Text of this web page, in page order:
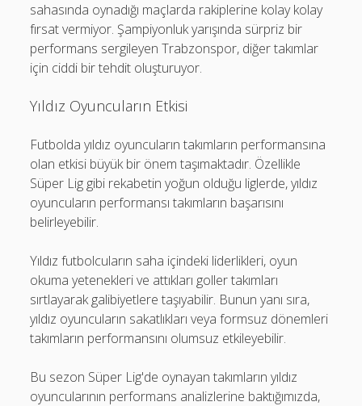
sahasında oynadığı maçlarda rakiplerine kolay kolay
fırsat vermiyor. Şampiyonluk yarışında sürpriz bir
performans sergileyen Trabzonspor, diğer takımlar
için ciddi bir tehdit oluşturuyor.
Yıldız Oyuncuların Etkisi
Futbolda yıldız oyuncuların takımların performansına
olan etkisi büyük bir önem taşımaktadır. Özellikle
Süper Lig gibi rekabetin yoğun olduğu liglerde, yıldız
oyuncuların performansı takımların başarısını
belirleyebilir.
Yıldız futbolcuların saha içindeki liderlikleri, oyun
okuma yetenekleri ve attıkları goller takımları
sırtlayarak galibiyetlere taşıyabilir. Bunun yanı sıra,
yıldız oyuncuların sakatlıkları veya formsuz dönemleri
takımların performansını olumsuz etkileyebilir.
Bu sezon Süper Lig'de oynayan takımların yıldız
oyuncularının performans analizlerine baktığımızda,